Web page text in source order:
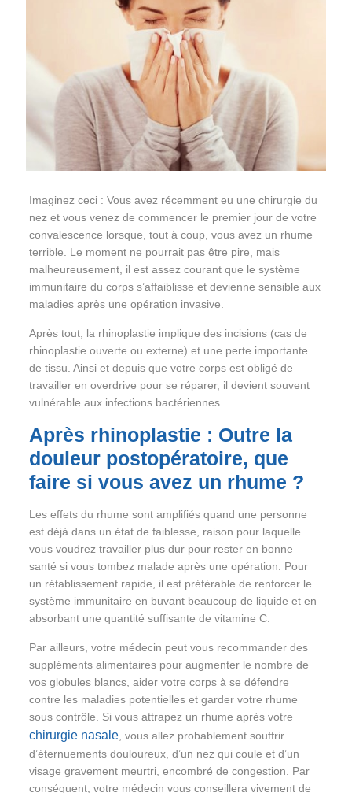
Imaginez ceci : Vous avez récemment eu une chirurgie du
nez et vous venez de commencer le premier jour de votre
convalescence lorsque, tout à coup, vous avez un rhume
terrible. Le moment ne pourrait pas être pire, mais
malheureusement, il est assez courant que le système
immunitaire du corps s’affaiblisse et devienne sensible aux
maladies après une opération invasive.
Après tout, la rhinoplastie implique des incisions (cas de
rhinoplastie ouverte ou externe) et une perte importante
de tissu. Ainsi et depuis que votre corps est obligé de
travailler en overdrive pour se réparer, il devient souvent
vulnérable aux infections bactériennes.
Après rhinoplastie : Outre la
douleur postopératoire, que
faire si vous avez un rhume ?
Les effets du rhume sont amplifiés quand une personne
est déjà dans un état de faiblesse, raison pour laquelle
vous voudrez travailler plus dur pour rester en bonne
santé si vous tombez malade après une opération. Pour
un rétablissement rapide, il est préférable de renforcer le
système immunitaire en buvant beaucoup de liquide et en
absorbant une quantité suffisante de vitamine C.
Par ailleurs, votre médecin peut vous recommander des
suppléments alimentaires pour augmenter le nombre de
vos globules blancs, aider votre corps à se défendre
contre les maladies potentielles et garder votre rhume
sous contrôle. Si vous attrapez un rhume après votre
chirurgie nasale, vous allez probablement souffrir
d’éternuements douloureux, d’un nez qui coule et d’un
visage gravement meurtri, encombré de congestion. Par
conséquent, votre médecin vous conseillera vivement de